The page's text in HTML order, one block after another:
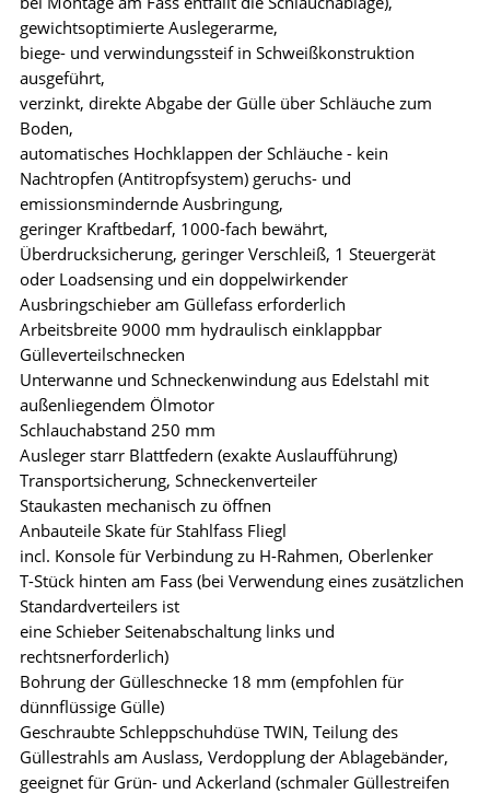
gewichtsoptimierte Auslegerarme,
biege- und verwindungssteif in Schweißkonstruktion
ausgeführt,
verzinkt, direkte Abgabe der Gülle über Schläuche zum
Boden,
automatisches Hochklappen der Schläuche - kein
Nachtropfen (Antitropfsystem) geruchs- und
emissionsmindernde Ausbringung,
geringer Kraftbedarf, 1000-fach bewährt,
Überdrucksicherung, geringer Verschleiß, 1 Steuergerät
oder Loadsensing und ein doppelwirkender
Ausbringschieber am Güllefass erforderlich
Arbeitsbreite 9000 mm hydraulisch einklappbar
Gülleverteilschnecken
Unterwanne und Schneckenwindung aus Edelstahl mit
außenliegendem Ölmotor
Schlauchabstand 250 mm
Ausleger starr Blattfedern (exakte Auslaufführung)
Transportsicherung, Schneckenverteiler
Staukasten mechanisch zu öffnen
Anbauteile Skate für Stahlfass Fliegl
incl. Konsole für Verbindung zu H-Rahmen, Oberlenker
T-Stück hinten am Fass (bei Verwendung eines zusätzlichen
Standardverteilers ist
eine Schieber Seitenabschaltung links und
rechtsnerforderlich)
Bohrung der Gülleschnecke 18 mm (empfohlen für
dünnflüssige Gülle)
Geschraubte Schleppschuhdüse TWIN, Teilung des
Güllestrahls am Auslass, Verdopplung der Ablagebänder,
geeignet für Grün- und Ackerland (schmaler Güllestreifen